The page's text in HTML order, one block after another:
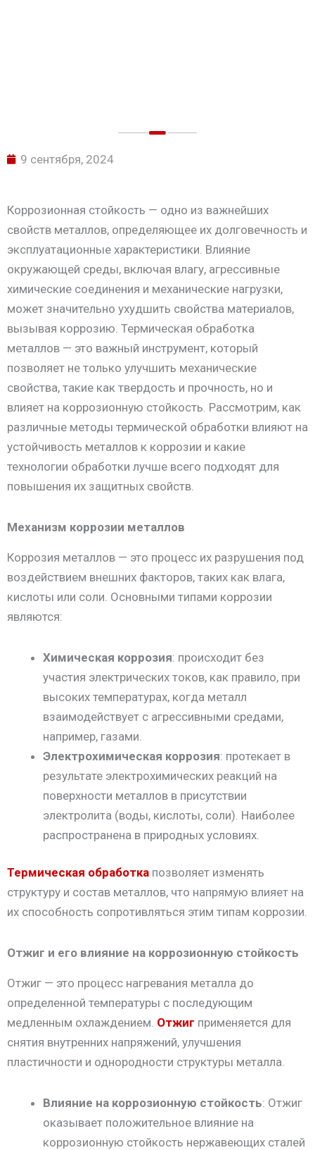
9 сентября, 2024
Коррозионная стойкость — одно из важнейших
свойств металлов, определяющее их долговечность и
эксплуатационные характеристики. Влияние
окружающей среды, включая влагу, агрессивные
химические соединения и механические нагрузки,
может значительно ухудшить свойства материалов,
вызывая коррозию. Термическая обработка
металлов — это важный инструмент, который
позволяет не только улучшить механические
свойства, такие как твердость и прочность, но и
влияет на коррозионную стойкость. Рассмотрим, как
различные методы термической обработки влияют на
устойчивость металлов к коррозии и какие
технологии обработки лучше всего подходят для
повышения их защитных свойств.
Механизм коррозии металлов
Коррозия металлов — это процесс их разрушения под
воздействием внешних факторов, таких как влага,
кислоты или соли. Основными типами коррозии
являются:
Химическая коррозия: происходит без
участия электрических токов, как правило, при
высоких температурах, когда металл
взаимодействует с агрессивными средами,
например, газами.
Электрохимическая коррозия: протекает в
результате электрохимических реакций на
поверхности металлов в присутствии
электролита (воды, кислоты, соли). Наиболее
распространена в природных условиях.
Термическая обработка позволяет изменять
структуру и состав металлов, что напрямую влияет на
их способность сопротивляться этим типам коррозии.
Отжиг и его влияние на коррозионную стойкость
Отжиг — это процесс нагревания металла до
определенной температуры с последующим
медленным охлаждением. Отжиг применяется для
снятия внутренних напряжений, улучшения
пластичности и однородности структуры металла.
Влияние на коррозионную стойкость: Отжиг
оказывает положительное влияние на
коррозионную стойкость нержавеющих сталей